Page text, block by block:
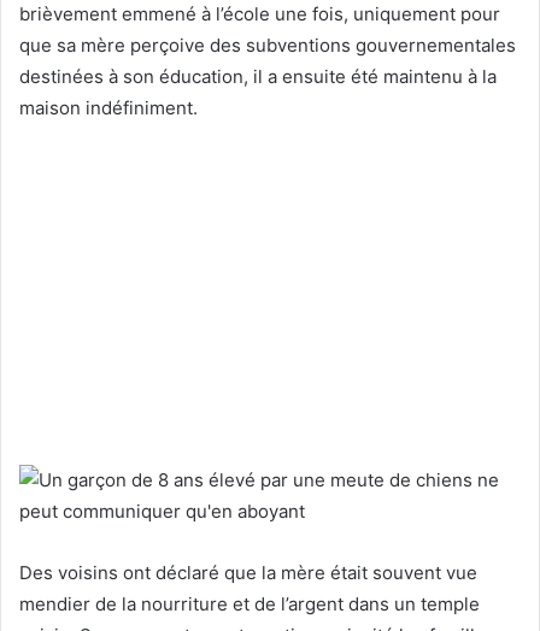
brièvement emmené à l’école une fois, uniquement pour
que sa mère perçoive des subventions gouvernementales
destinées à son éducation, il a ensuite été maintenu à la
maison indéfiniment.
Des voisins ont déclaré que la mère était souvent vue
mendier de la nourriture et de l’argent dans un temple